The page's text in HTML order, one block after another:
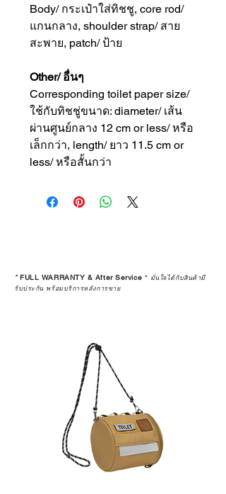
Body/ กระเป๋าใส่ทิชชู, core rod/
แกนกลาง, shoulder strap/ สาย
สะพาย, patch/ ป้าย
Other/ อื่นๆ
Corresponding toilet paper size/
ใช้กับทิชชู่ขนาด: diameter/ เส้น
ผ่านศูนย์กลาง 12 cm or less/ หรือ
เล็กกว่า, length/ ยาว 11.5 cm or
less/ หรือสั้นกว่า
*FULL WARRANTY & After Service * มั่นใจได้กับสินค้ามี
รับประกัน พร้อมบริการหลังการขาย